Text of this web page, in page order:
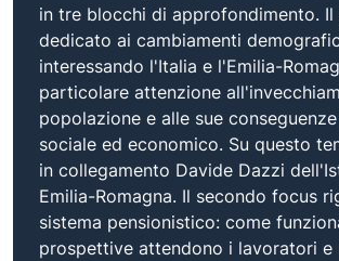
in tre blocchi di approfondimento. Il
dedicato ai cambiamenti
interessando l'Italia e l'Emilia-
particolare attenzione
popolazione e alle sue
sociale ed economico. Su questo
in collegamento Davide Dazzi
Emilia-Romagna. Il secondo focus
sistema pensionistico: come
prospettive attendono i lavoratori e